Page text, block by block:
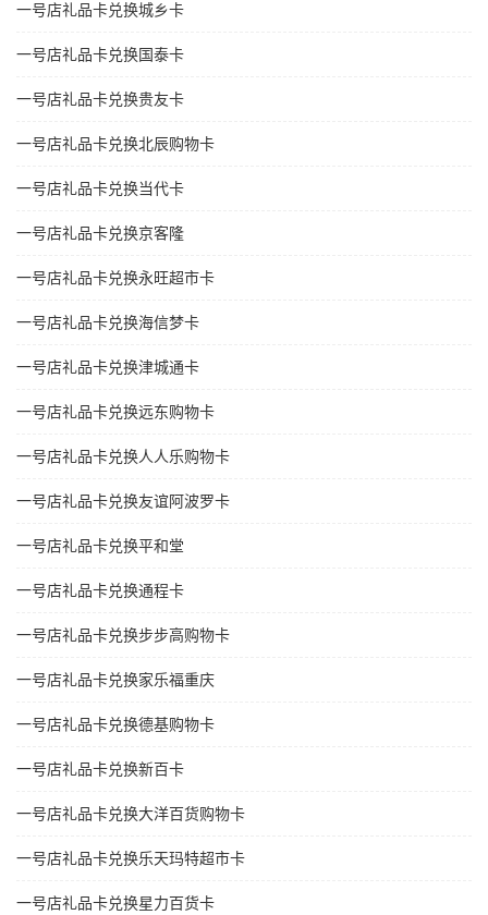
一号店礼品卡兑换城乡卡
一号店礼品卡兑换国泰卡
一号店礼品卡兑换贵友卡
一号店礼品卡兑换北辰购物卡
一号店礼品卡兑换当代卡
一号店礼品卡兑换京客隆
一号店礼品卡兑换永旺超市卡
一号店礼品卡兑换海信梦卡
一号店礼品卡兑换津城通卡
一号店礼品卡兑换远东购物卡
一号店礼品卡兑换人人乐购物卡
一号店礼品卡兑换友谊阿波罗卡
一号店礼品卡兑换平和堂
一号店礼品卡兑换通程卡
一号店礼品卡兑换步步高购物卡
一号店礼品卡兑换家乐福重庆
一号店礼品卡兑换德基购物卡
一号店礼品卡兑换新百卡
一号店礼品卡兑换大洋百货购物卡
一号店礼品卡兑换乐天玛特超市卡
一号店礼品卡兑换星力百货卡